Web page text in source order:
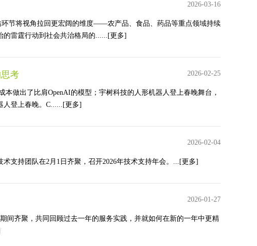
2026-03-16
环节将视角拉回更宏阔的维度——农产品、食品、药品等重点领域持续
雷霆行动到社会共治格局的......[更多]
2026-02-25
考
本做出了比肩OpenAI的模型；宇树科技的人形机器人登上春晚舞台，
人登上春晚。C...... [更多]
2026-02-04
支持团队在2月1日齐聚，召开2026年技术支持年会。... [更多]
2026-01-27
间齐聚，共同回顾过去一年的服务实践，并就如何在新的一年中更精